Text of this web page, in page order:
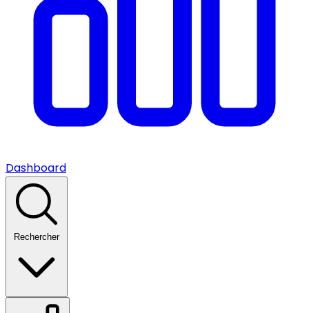
Dashboard
Rechercher